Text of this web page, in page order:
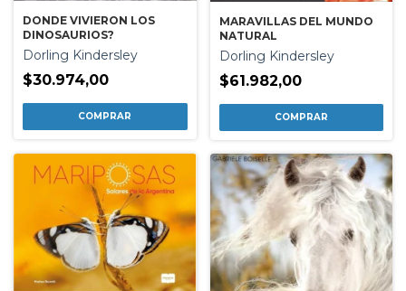
DONDE VIVIERON LOS
DINOSAURIOS?
Dorling Kindersley
$30.974,00
MARAVILLAS DEL MUNDO
NATURAL
Dorling Kindersley
$61.982,00